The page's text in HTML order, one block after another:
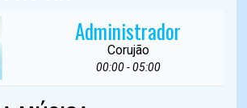
Administrador
Corujão
00:00 - 05:00